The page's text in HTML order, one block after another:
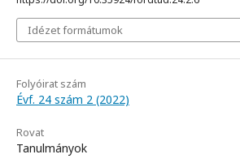
Idézet formátumok
Folyóirat szám
Évf. 24 szám 2 (2022)
Rovat
Tanulmányok